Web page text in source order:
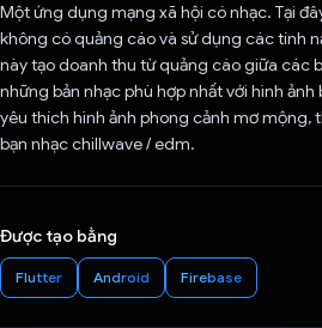
Một ứng dụng mạng xã hội có nhạc. Tại
không có quảng cáo và sử dụng các tính
này tạo doanh thu từ quảng cáo giữa các
những bản nhạc phù hợp nhất với hình ảnh
yêu thích hình ảnh phong cảnh mơ mộng,
bạn nhạc chillwave / edm.
Được tạo bằng
Flutter Android Firebase